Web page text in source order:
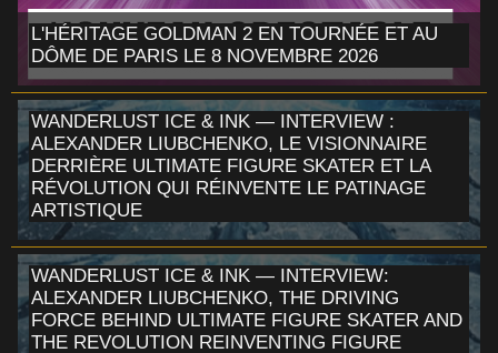
L'HÉRITAGE GOLDMAN 2 EN TOURNÉE ET AU
DÔME DE PARIS LE 8 NOVEMBRE 2026
WANDERLUST ICE & INK — INTERVIEW :
ALEXANDER LIUBCHENKO, LE VISIONNAIRE
DERRIÈRE ULTIMATE FIGURE SKATER ET LA
RÉVOLUTION QUI RÉINVENTE LE PATINAGE
ARTISTIQUE
WANDERLUST ICE & INK — INTERVIEW:
ALEXANDER LIUBCHENKO, THE DRIVING
FORCE BEHIND ULTIMATE FIGURE SKATER AND
THE REVOLUTION REINVENTING FIGURE